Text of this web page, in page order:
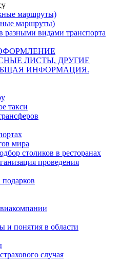
маршруты)
маршруты)
разными видами транспорта
ЛИСТЫ, ДРУГИЕ
ИНФОРМАЦИЯ.
такси
мира
столиков в ресторанах
проведения
подарков
и понятия в области
случая